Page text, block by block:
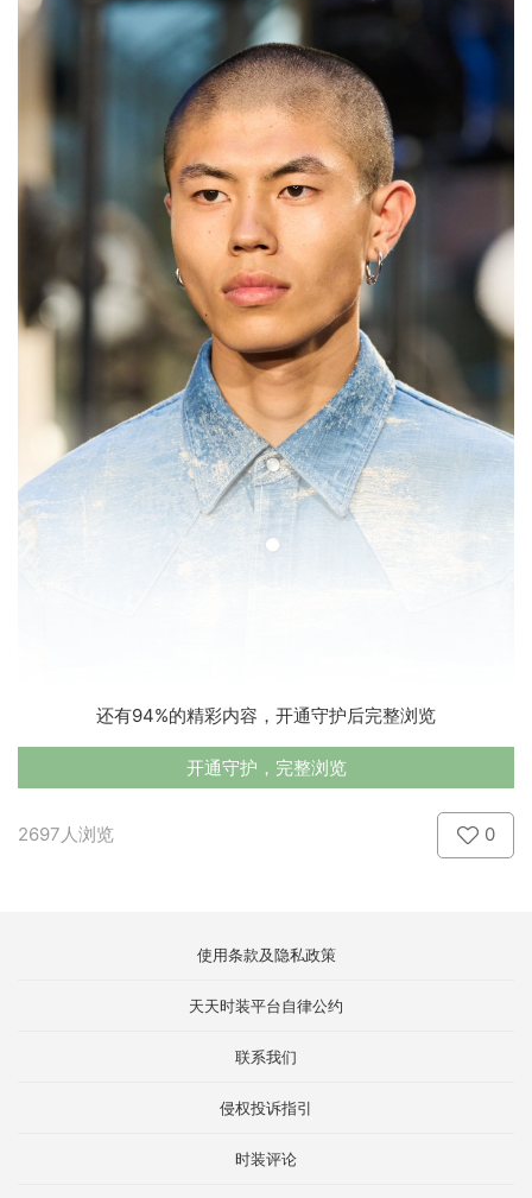
还有94%的精彩内容，开通守护后完整浏览
开通守护，完整浏览
2697人浏览 0
使用条款及隐私政策
天天时装平台自律公约
联系我们
侵权投诉指引
时装评论